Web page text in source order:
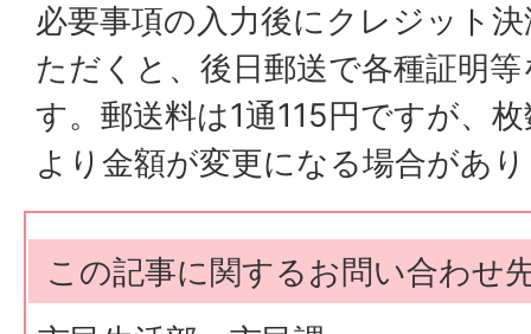
必要事項の入力後にクレジット
ただくと、後日郵送で各種証明
す。郵送料は1通115円ですが、
より金額が変更になる場合があ
この記事に関するお問い合わせ